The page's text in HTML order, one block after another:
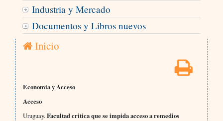
Industria y Mercado
Documentos y Libros nuevos
Inicio
Economía y Acceso
Acceso
Uruguay.Facultad critica que se impida acceso a remedios